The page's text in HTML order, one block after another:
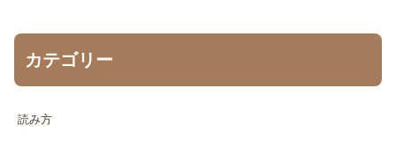
カテゴリー
読み方